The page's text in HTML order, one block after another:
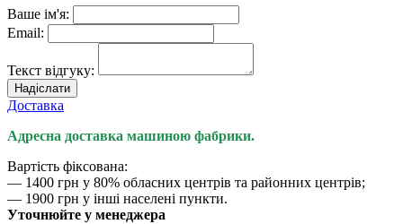
Ваше ім'я:
Email:
Текст відгуку:
Надіслати
Доставка
Адресна доставка машиною фабрики.
Вартість фіксована:
— 1400 грн у 80% обласних центрів та районних центрів;
— 1900 грн у інші населені пункти.
Уточнюйте у менеджера